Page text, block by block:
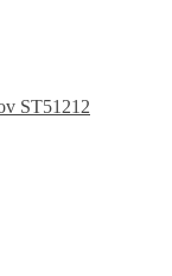
ST51212